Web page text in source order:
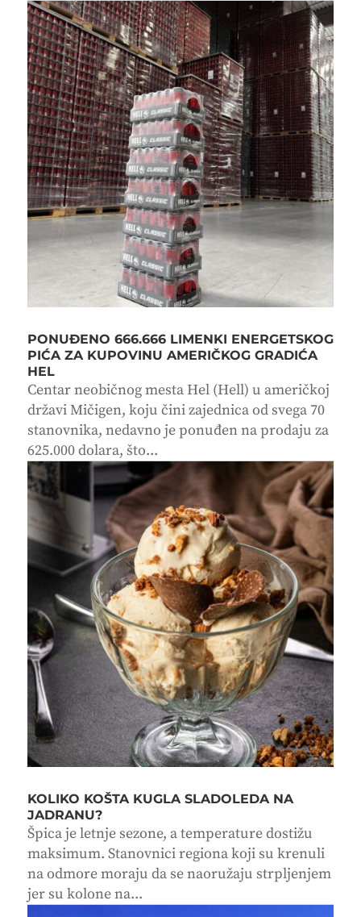
PONUĐENO 666.666 LIMENKI ENERGETSKOG
PIĆA ZA KUPOVINU AMERIČKOG GRADIĆA
HEL
Centar neobičnog mesta Hel (Hell) u američkoj
državi Mičigen, koju čini zajednica od svega 70
stanovnika, nedavno je ponuđen na prodaju za
625.000 dolara, što...
KOLIKO KOŠTA KUGLA SLADOLEDA NA
JADRANU?
Špica je letnje sezone, a temperature dostižu
maksimum. Stanovnici regiona koji su krenuli
na odmore moraju da se naoružaju strpljenjem
jer su kolone na...